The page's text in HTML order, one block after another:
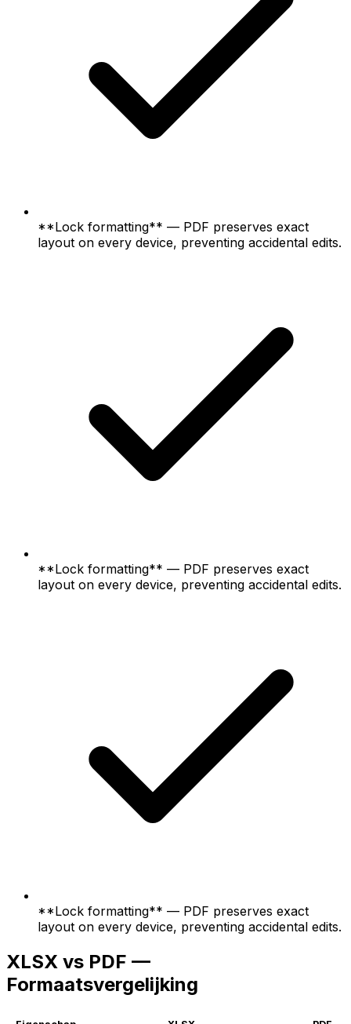
**Lock formatting** — PDF preserves exact
layout on every device, preventing accidental edits.
**Lock formatting** — PDF preserves exact
layout on every device, preventing accidental edits.
**Lock formatting** — PDF preserves exact
layout on every device, preventing accidental edits.
XLSX vs PDF —
Formaatsvergelijking